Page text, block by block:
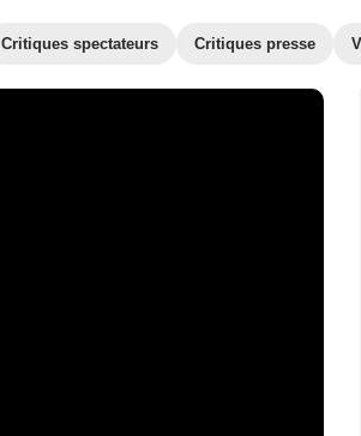
Critiques spectateurs Critiques presse